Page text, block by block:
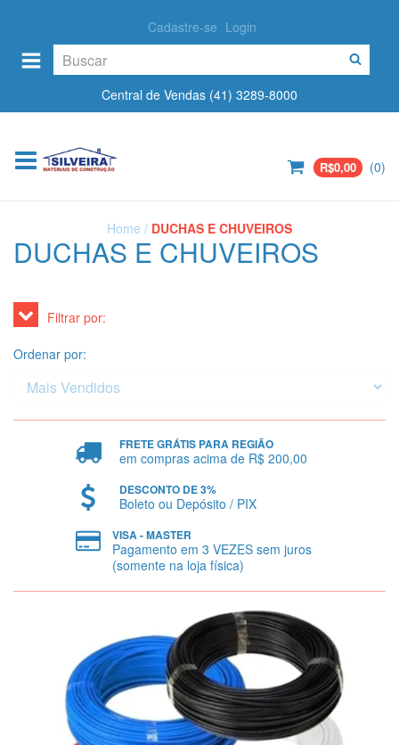
Cadastre-se Login
Central de Vendas (41) 3289-8000
(0)
R$0,00
Home / DUCHAS E CHUVEIROS
DUCHAS E CHUVEIROS
Filtrar por:
Ordenar por:
FRETE GRÁTIS PARA REGIÃO
em compras acima de R$ 200,00
DESCONTO DE 3%
Boleto ou Depósito / PIX
VISA - MASTER
Pagamento em 3 VEZES sem juros
(somente na loja física)